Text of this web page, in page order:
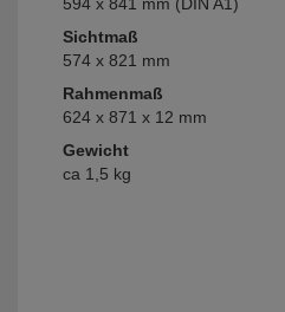
Sichtmaß
574 x 821 mm
Rahmenmaß
624 x 871 x 12 mm
Gewicht
ca 1,5 kg